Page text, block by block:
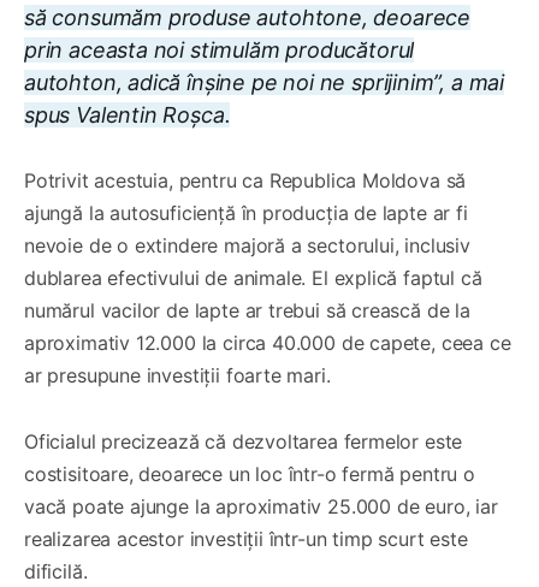
să consumăm produse autohtone, deoarece
prin aceasta noi stimulăm producătorul
autohton, adică înșine pe noi ne sprijinim”, a mai
spus Valentin Roșca.
Potrivit acestuia, pentru ca Republica Moldova să
ajungă la autosuficiență în producția de lapte ar fi
nevoie de o extindere majoră a sectorului, inclusiv
dublarea efectivului de animale. El explică faptul că
numărul vacilor de lapte ar trebui să crească de la
aproximativ 12.000 la circa 40.000 de capete, ceea ce
ar presupune investiții foarte mari.
Oficialul precizează că dezvoltarea fermelor este
costisitoare, deoarece un loc într-o fermă pentru o
vacă poate ajunge la aproximativ 25.000 de euro, iar
realizarea acestor investiții într-un timp scurt este
dificilă.